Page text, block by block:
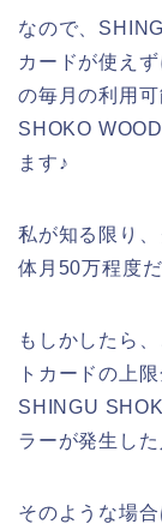
なので、
カードが使え
の毎月の利用
SHOKO
ます♪
私が知る限り
体月50万程度
もしかしたら
トカードの上
SHINGU
ラーが発生し
そのような場